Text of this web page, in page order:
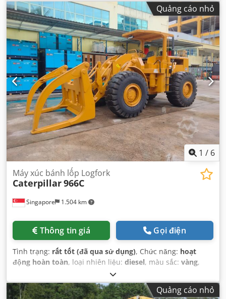
Quảng cáo nhỏ
1 / 6
Singapore 1.504 km
Máy xúc bánh lốp Logfork
Caterpillar966C
Thông tin giá Gọi điện
Tình trạng: rất tốt (đã qua sử dụng), Chức năng: hoạt
động hoàn toàn, loại nhiên liệu: diesel, màu sắc: vàng,
, tình trạng truyền động:
phần trăm, số chỗ ngồi:1, số máy/phương tiện:
KM&EW144, Thiết bị:cabin, thuỷ lực, Quảng cáo nhỏ